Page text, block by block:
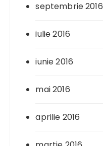
septembrie 2016
iulie 2016
iunie 2016
mai 2016
aprilie 2016